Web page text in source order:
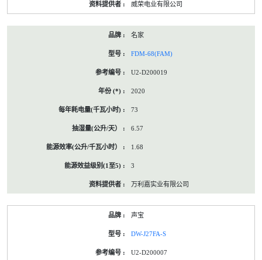
威荣电业有限公司
名家
FDM-68(FAM)
U2-D200019
2020
73
6.57
1.68
3
万利嘉实业有限公司
声宝
DW-J27FA-S
U2-D200007